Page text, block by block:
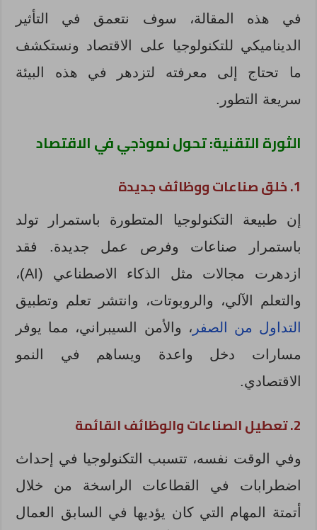
في هذه المقالة، سوف نتعمق في التأثير
الديناميكي للتكنولوجيا على الاقتصاد ونستكشف
ما تحتاج إلى معرفته لتزدهر في هذه البيئة
سريعة التطور.
الثورة التقنية: تحول نموذجي في الاقتصاد
1. خلق صناعات ووظائف جديدة
إن طبيعة التكنولوجيا المتطورة باستمرار تولد
باستمرار صناعات وفرص عمل جديدة. فقد
ازدهرت مجالات مثل الذكاء الاصطناعي (AI)،
والتعلم الآلي، والروبوتات، وانتشر تعلم وتطبيق
التداول من الصفر ، والأمن السيبراني، مما يوفر
مسارات دخل واعدة ويساهم في النمو
الاقتصادي.
2. تعطيل الصناعات والوظائف القائمة
وفي الوقت نفسه، تتسبب التكنولوجيا في إحداث
اضطرابات في القطاعات الراسخة من خلال
أتمتة المهام التي كان يؤديها في السابق العمال